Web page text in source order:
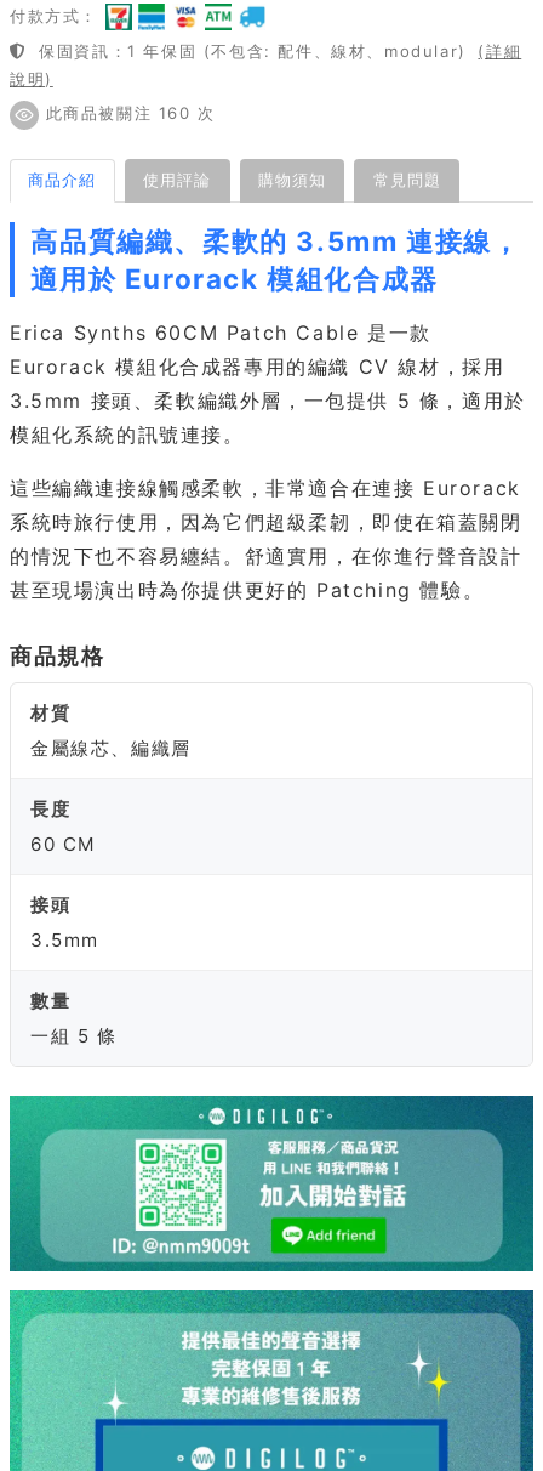
付款方式：
保固資訊：1 年保固 (不包含: 配件、線材、modular)
(詳細
說明)
此商品被關注 160 次
商品介紹 使用評論 購物須知 常見問題
高品質編織、柔軟的 3.5mm 連接線，
適用於 Eurorack 模組化合成器
Erica Synths 60CM Patch Cable 是一款
Eurorack 模組化合成器專用的編織 CV 線材，採用
3.5mm 接頭、柔軟編織外層，一包提供 5 條，適用於
模組化系統的訊號連接。
這些編織連接線觸感柔軟，非常適合在連接 Eurorack
系統時旅行使用，因為它們超級柔韌，即使在箱蓋關閉
的情況下也不容易纏結。舒適實用，在你進行聲音設計
甚至現場演出時為你提供更好的 Patching 體驗。
商品規格
材質
金屬線芯、編織層
長度
60 CM
接頭
3.5mm
數量
一組 5 條